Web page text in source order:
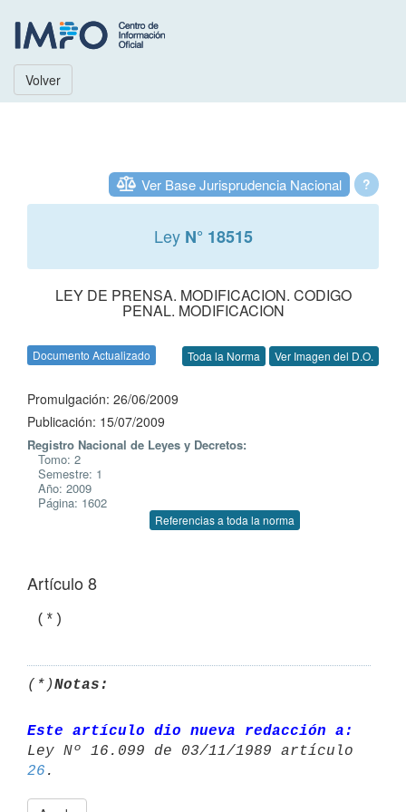
Volver
?
Ver Base Jurisprudencia Nacional
Ley N° 18515
LEY DE PRENSA. MODIFICACION. CODIGO
PENAL. MODIFICACION
Documento Actualizado Toda la Norma Ver Imagen del D.O.
Promulgación: 26/06/2009
Publicación: 15/07/2009
Registro Nacional de Leyes y Decretos:
Tomo: 2
Semestre: 1
Año: 2009
Página: 1602
Referencias a toda la norma
Artículo 8
(*)
(*)Notas:
Este artículo dio nueva redacción a:
26